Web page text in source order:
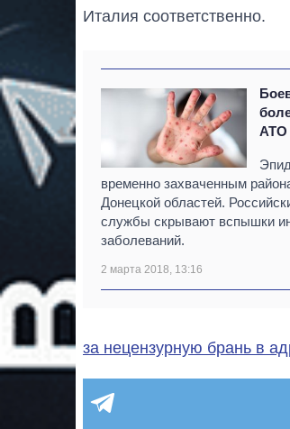
Италия соответственно.
АТО
временно захваченным
Донецкой областей.
службы скрывают вспышки
заболеваний.
2 марта 2018, 13:16
за нецензурную брань в